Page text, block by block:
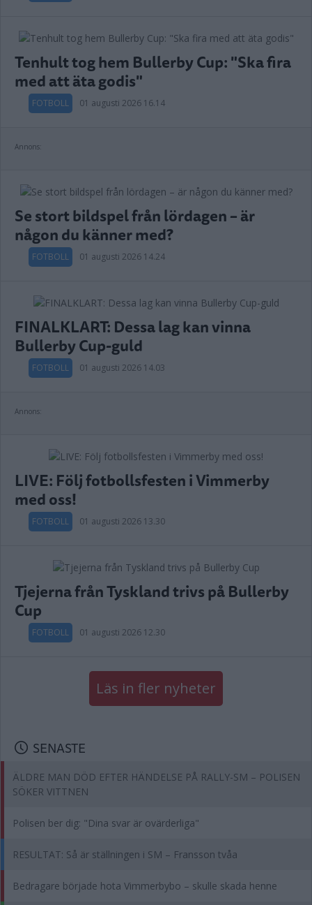
Tenhult tog hem Bullerby Cup: "Ska fira
med att äta godis"
FOTBOLL 01 augusti 2026 16.14
Annons:
Se stort bildspel från lördagen – är
någon du känner med?
FOTBOLL 01 augusti 2026 14.24
FINALKLART: Dessa lag kan vinna
Bullerby Cup-guld
FOTBOLL 01 augusti 2026 14.03
Annons:
LIVE: Följ fotbollsfesten i Vimmerby
med oss!
FOTBOLL 01 augusti 2026 13.30
Tjejerna från Tyskland trivs på Bullerby
Cup
FOTBOLL 01 augusti 2026 12.30
Läs in fler nyheter
SENASTE
ÄLDRE MAN DÖD EFTER HÄNDELSE PÅ RALLY-SM – POLISEN
SÖKER VITTNEN
Polisen ber dig: "Dina svar är ovärderliga"
RESULTAT: Så är ställningen i SM – Fransson tvåa
Bedragare började hota Vimmerbybo – skulle skada henne